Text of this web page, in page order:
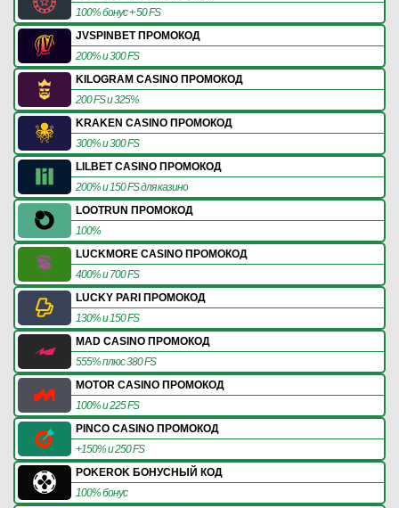
100% бонус + 50 FS
JVSPINBET ПРОМОКОД
200% и 300 FS
KILOGRAM CASINO ПРОМОКОД
200 FS и 325%
KRAKEN CASINO ПРОМОКОД
300% и 300 FS
LILBET CASINO ПРОМОКОД
200% и 150 FS для казино
LOOTRUN ПРОМОКОД
100%
LUCKMORE CASINO ПРОМОКОД
400% и 700 FS
LUCKY PARI ПРОМОКОД
130% и 150 FS
MAD CASINO ПРОМОКОД
555% плюс 380 FS
MOTOR CASINO ПРОМОКОД
100% и 225 FS
PINCO CASINO ПРОМОКОД
+150% и 250 FS
POKEROK БОНУСНЫЙ КОД
100% бонус